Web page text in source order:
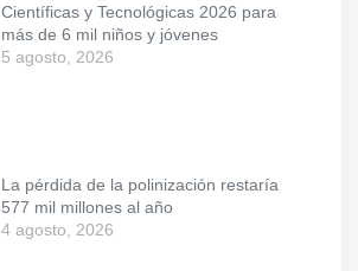
Científicas y Tecnológicas 2026 para
más de 6 mil niños y jóvenes
5 agosto, 2026
La pérdida de la polinización restaría
577 mil millones al año
4 agosto, 2026